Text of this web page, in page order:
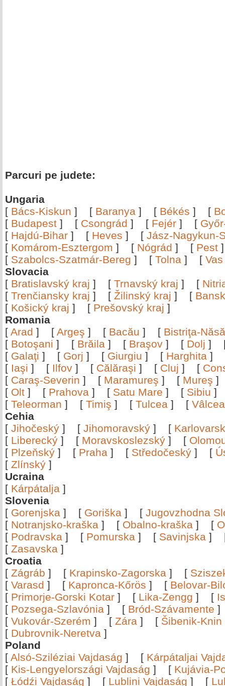
Parcuri pe judete:
Ungaria
[ Bács-Kiskun ] [ Baranya ] [ Békés ] [
[ Budapest ] [ Csongrád ] [ Fejér ] [
[ Hajdú-Bihar ] [ Heves ] [ Jász-Nagykun-
[ Komárom-Esztergom ] [ Nógrád ] [ Pest
[ Szabolcs-Szatmár-Bereg ] [ Tolna ] [ Vas
Slovacia
[ Bratislavský kraj ] [ Trnavský kraj ] [
[ Trenčiansky kraj ] [ Žilinský kraj ] [
[ Košický kraj ] [ Prešovský kraj ]
Romania
[ Arad ] [ Argeş ] [ Bacău ] [ Bistriţa-
[ Botoşani ] [ Brăila ] [ Braşov ] [ Dolj ]
[ Galaţi ] [ Gorj ] [ Giurgiu ] [ Harghita ]
[ Iaşi ] [ Ilfov ] [ Călăraşi ] [ Cluj ] [
[ Caraş-Severin ] [ Maramureş ] [ Mureş
[ Olt ] [ Prahova ] [ Satu Mare ] [ Sibiu
[ Teleorman ] [ Timiş ] [ Tulcea ] [
Cehia
[ Jihočeský ] [ Jihomoravský ] [
[ Liberecký ] [ Moravskoslezský ] [
[ Plzeňský ] [ Praha ] [ Středočeský ] [
[ Zlínský ]
Ucraina
[ Kárpátalja ]
Slovenia
[ Gorenjska ] [ Goriška ] [ Jugovzhodna
[ Notranjsko-kraška ] [ Obalno-kraška ] [
[ Podravska ] [ Pomurska ] [ Savinjska ]
[ Zasavska ]
Croatia
[ Zágráb ] [ Krapinsko-Zagorska ] [
[ Varasd ] [ Kapronca-Kőrös ] [ Belovar-
[ Primorje-Gorski Kotar ] [ Lika-Zengg ] [
[ Pozsega-Szlavónia ] [ Bród-Szávamente
[ Vukovár-Szerém ] [ Zára ] [ Šibenik-Knin
[ Dubrovnik-Neretva ]
Poland
[ Alsó-Sziléziai Vajdaság ] [ Kárpátaljai
[ Kis-Lengyelországi Vajdaság ] [ Kujávia-
[ Łódźi Vajdaság ] [ Lublini Vajdaság ] [